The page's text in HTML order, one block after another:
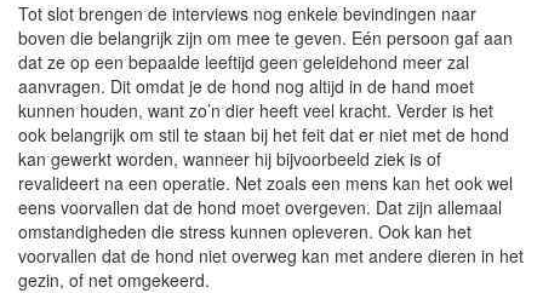
Tot slot brengen de interviews nog enkele bevindingen naar
boven die belangrijk zijn om mee te geven. Eén persoon gaf aan
dat ze op een bepaalde leeftijd geen geleidehond meer zal
aanvragen. Dit omdat je de hond nog altijd in de hand moet
kunnen houden, want zo’n dier heeft veel kracht. Verder is het
ook belangrijk om stil te staan bij het feit dat er niet met de hond
kan gewerkt worden, wanneer hij bijvoorbeeld ziek is of
revalideert na een operatie. Net zoals een mens kan het ook wel
eens voorvallen dat de hond moet overgeven. Dat zijn allemaal
omstandigheden die stress kunnen opleveren. Ook kan het
voorvallen dat de hond niet overweg kan met andere dieren in het
gezin, of net omgekeerd.